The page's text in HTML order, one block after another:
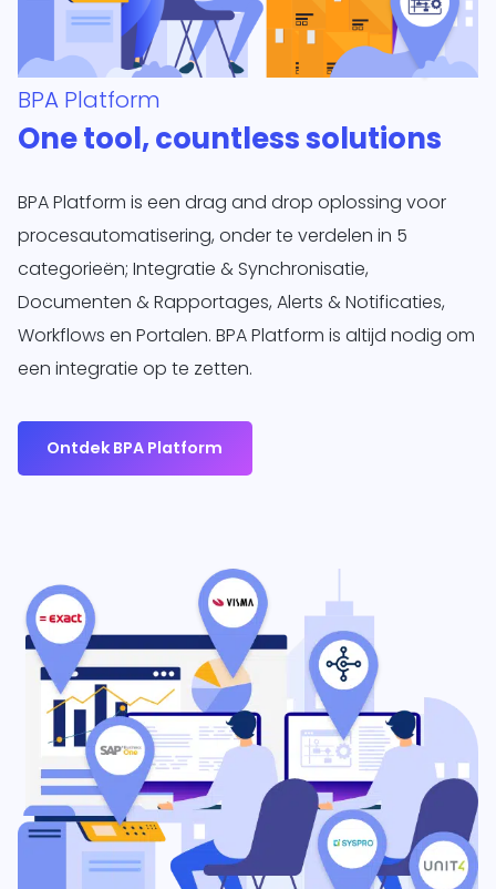
BPA Platform
One tool, countless solutions
BPA Platform is een drag and drop oplossing voor
procesautomatisering, onder te verdelen in 5
categorieën; Integratie & Synchronisatie,
Documenten & Rapportages, Alerts & Notificaties,
Workflows en Portalen. BPA Platform is altijd nodig om
een integratie op te zetten.
Ontdek BPA Platform